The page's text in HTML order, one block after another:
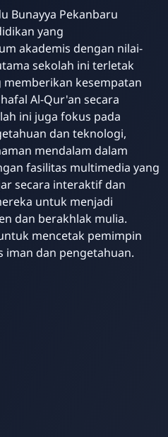
Bunayya Pekanbaru
yang
akademis dengan nilai-
sekolah ini terletak
kesempatan
Al-Qur'an secara
ini juga fokus pada
dan teknologi,
mendalam dalam
fasilitas multimedia yang
secara interaktif dan
untuk menjadi
dan berakhlak mulia.
mencetak pemimpin
iman dan pengetahuan.